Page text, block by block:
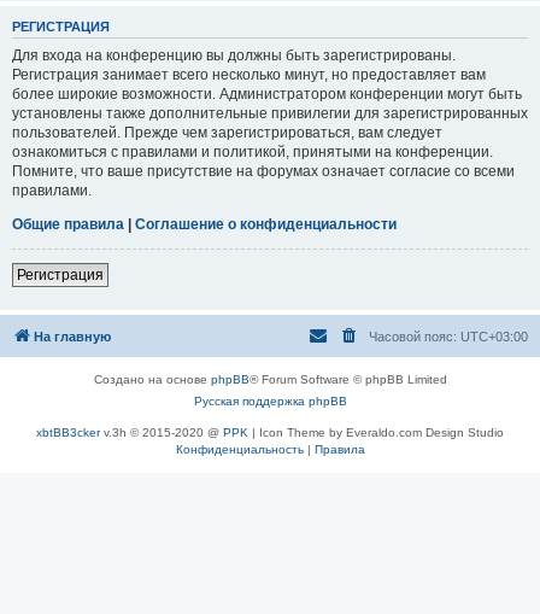
РЕГИСТРАЦИЯ
Для входа на конференцию вы должны быть зарегистрированы.
Регистрация занимает всего несколько минут, но предоставляет вам
более широкие возможности. Администратором конференции могут быть
установлены также дополнительные привилегии для зарегистрированных
пользователей. Прежде чем зарегистрироваться, вам следует
ознакомиться с правилами и политикой, принятыми на конференции.
Помните, что ваше присутствие на форумах означает согласие со всеми
правилами.
Общие правила | Соглашение о конфиденциальности
Регистрация
На главную Часовой пояс: UTC+03:00
Создано на основе phpBB® Forum Software © phpBB Limited
Русская поддержка phpBB
xbtBB3ckerv.3h © 2015-2020 @ PPK | Icon Theme by Everaldo.com Design Studio
Конфиденциальность| Правила